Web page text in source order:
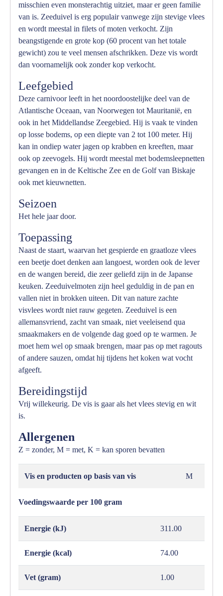
misschien even monsterachtig uitziet, maar er geen familie
van is. Zeeduivel is erg populair vanwege zijn stevige vlees
en wordt meestal in filets of moten verkocht. Zijn
beangstigende en grote kop (60 procent van het totale
gewicht) zou te veel mensen afschrikken. Deze vis wordt
dan voornamelijk ook zonder kop verkocht.
Leefgebied
Deze carnivoor leeft in het noordoostelijke deel van de
Atlantische Oceaan, van Noorwegen tot Mauritanië, en
ook in het Middellandse Zeegebied. Hij is vaak te vinden
op losse bodems, op een diepte van 2 tot 100 meter. Hij
kan in ondiep water jagen op krabben en kreeften, maar
ook op zeevogels. Hij wordt meestal met bodemsleepnetten
gevangen en in de Keltische Zee en de Golf van Biskaje
ook met kieuwnetten.
Seizoen
Het hele jaar door.
Toepassing
Naast de staart, waarvan het gespierde en graatloze vlees
een beetje doet denken aan langoest, worden ook de lever
en de wangen bereid, die zeer geliefd zijn in de Japanse
keuken. Zeeduivelmoten zijn heel geduldig in de pan en
vallen niet in brokken uiteen. Dit van nature zachte
visvlees wordt niet rauw gegeten. Zeeduivel is een
allemansvriend, zacht van smaak, niet veeleisend qua
smaakmakers en de volgende dag goed op te warmen. Je
moet hem wel op smaak brengen, maar pas op met ragouts
of andere sauzen, omdat hij tijdens het koken wat vocht
afgeeft.
Bereidingstijd
Vrij willekeurig. De vis is gaar als het vlees stevig en wit
is.
Allergenen
Z = zonder, M = met, K = kan sporen bevatten
Vis en producten op basis van vis M
Voedingswaarde per 100 gram
Energie (kJ) 311.00
Energie (kcal) 74.00
Vet (gram) 1.00